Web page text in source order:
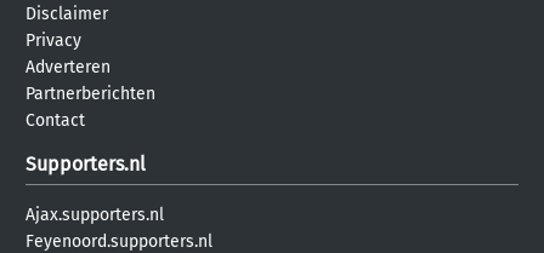
Disclaimer
Privacy
Adverteren
Partnerberichten
Contact
Supporters.nl
Ajax.supporters.nl
Feyenoord.supporters.nl